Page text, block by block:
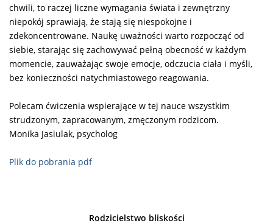
chwili, to raczej liczne wymagania świata i zewnętrzny
niepokój sprawiają, że stają się niespokojne i
zdekoncentrowane. Naukę uważności warto rozpocząć od
siebie, starając się zachowywać pełną obecność w każdym
momencie, zauważając swoje emocje, odczucia ciała i myśli,
bez konieczności natychmiastowego reagowania.
Polecam ćwiczenia wspierające w tej nauce wszystkim
strudzonym, zapracowanym, zmęczonym rodzicom.
Monika Jasiulak, psycholog
Plik do pobrania pdf
Rodzicielstwo bliskości